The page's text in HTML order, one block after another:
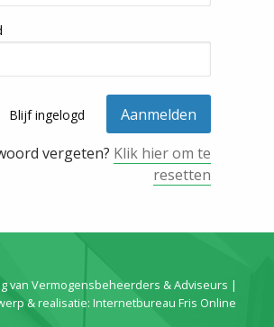
Blijf ingelogd
vergeten? Klik hier om te
resetten
van Vermogensbeheerders & Adviseurs |
& realisatie: Internetbureau Fris Online